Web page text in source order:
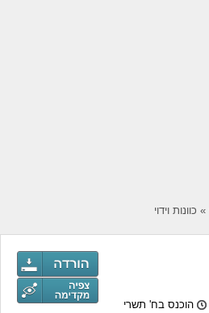
» כוונות וידוי
הוכנס בח' תשרי